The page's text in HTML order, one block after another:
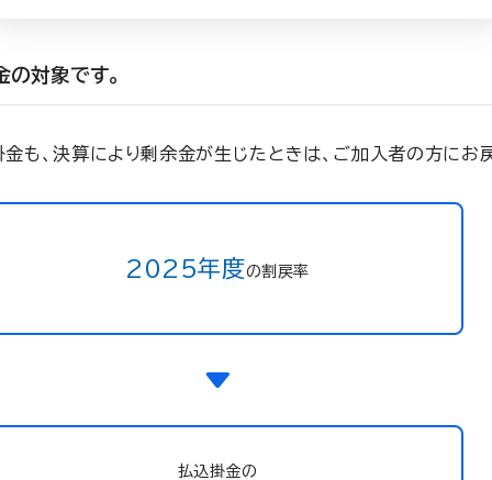
の対象です。
金も、決算により剰余金が生じたときは、ご加入者の方にお
2025年度の割戻率
払込掛金の